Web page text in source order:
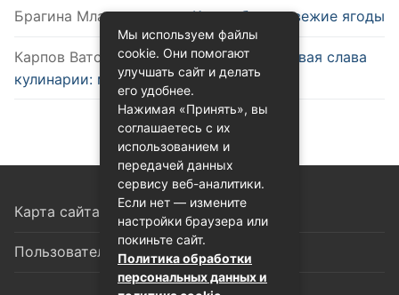
Брагина Младак записиКак выбрать свежие ягоды
Карпов Ватславк записиУдобство и новая слава
кулинарии: микроволновка
Карта сайта
Пользовательское соглашение
Мы используем файлы
cookie. Они помогают
улучшать сайт и делать
его удобнее.
Нажимая «Принять», вы
соглашаетесь с их
использованием и
передачей данных
сервису веб-аналитики.
Если нет — измените
настройки браузера или
покиньте сайт.
Политика обработки
персональных данных и